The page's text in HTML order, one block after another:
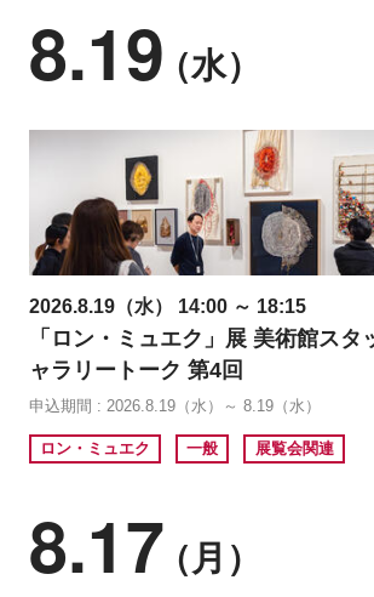
8.19（水）
2026.8.19（水） 14:00 ～ 18:15
「ロン・ミュエク」展 美術館スタ
ャラリートーク 第4回
申込期間 : 2026.8.19（水）～ 8.19（水）
ロン・ミュエク 一般 展覧会関連
8.17（月）